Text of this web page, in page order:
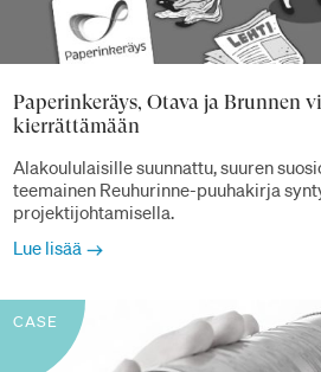
Paperinkeräys, Otava ja Brunnen
kierrättämään
Alakoululaisille suunnattu, suuren
teemainen Reuhurinne-puuhakirja
projektijohtamisella.
Lue lisää
CASE